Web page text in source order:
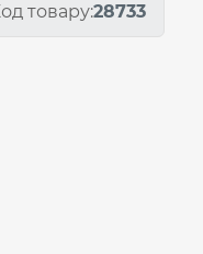
товару:28733